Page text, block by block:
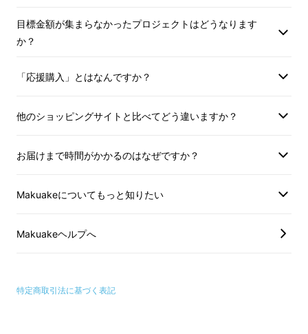
活で現金を扱う場面って多いですよね、お釣り
目標金額が集まらなかったプロジェクトはどうなります
か？
「応援購入」とはなんですか？
他のショッピングサイトと比べてどう違いますか？
お届けまで時間がかかるのはなぜですか？
Makuakeについてもっと知りたい
Makuakeヘルプへ
特定商取引法に基づく表記